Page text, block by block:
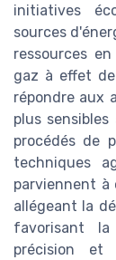
initiatives
sources
ressources
gaz à effet
répondre aux
plus
procédés de
techniques
parviennent à
allégeant la
favorisant la
précision et